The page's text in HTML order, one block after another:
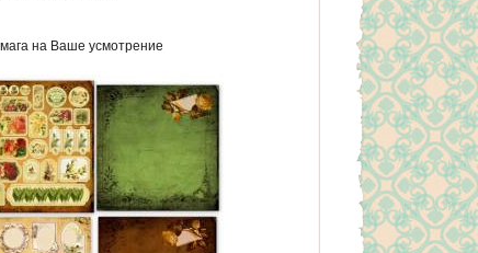
на Ваше усмотрение